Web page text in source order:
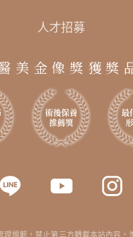
人才招募
美金像獎獲獎
理規範，禁止第三方轉載本站內容。